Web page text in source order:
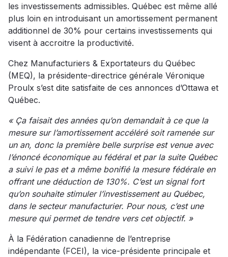
les investissements admissibles. Québec est même allé
plus loin en introduisant un amortissement permanent
additionnel de 30% pour certains investissements qui
visent à accroitre la productivité.
Chez Manufacturiers & Exportateurs du Québec
(MEQ), la présidente-directrice générale Véronique
Proulx s’est dite satisfaite de ces annonces d’Ottawa et
Québec.
« Ça faisait des années qu’on demandait à ce que la
mesure sur l’amortissement accéléré soit ramenée sur
un an, donc la première belle surprise est venue avec
l’énoncé économique au fédéral et par la suite Québec
a suivi le pas et a même bonifié la mesure fédérale en
offrant une déduction de 130%. C’est un signal fort
qu’on souhaite stimuler l’investissement au Québec,
dans le secteur manufacturier. Pour nous, c’est une
mesure qui permet de tendre vers cet objectif. »
À la Fédération canadienne de l’entreprise
indépendante (FCEI), la vice-présidente principale et